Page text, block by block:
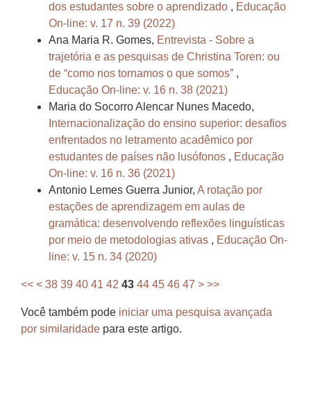
dos estudantes sobre o aprendizado , Educação
On-line: v. 17 n. 39 (2022)
Ana Maria R. Gomes, Entrevista - Sobre a
trajetória e as pesquisas de Christina Toren: ou
de “como nos tornamos o que somos” ,
Educação On-line: v. 16 n. 38 (2021)
Maria do Socorro Alencar Nunes Macedo,
Internacionalização do ensino superior: desafios
enfrentados no letramento acadêmico por
estudantes de países não lusófonos , Educação
On-line: v. 16 n. 36 (2021)
Antonio Lemes Guerra Junior, A rotação por
estações de aprendizagem em aulas de
gramática: desenvolvendo reflexões linguísticas
por meio de metodologias ativas , Educação On-
line: v. 15 n. 34 (2020)
<< < 38 39 40 41 42 43 44 45 46 47 > >>
Você também pode iniciar uma pesquisa avançada
por similaridade para este artigo.